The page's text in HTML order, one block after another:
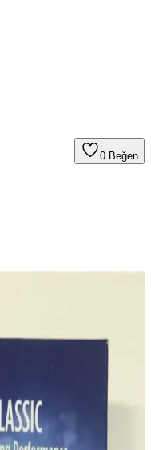
0 Beğen
için uyumlu S-bag
ile uyumlu S-bag
ve kapama güvenliği ile
kullanıcı geri